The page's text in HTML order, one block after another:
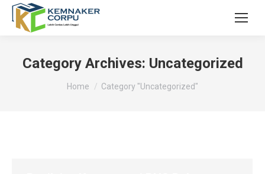
Category Archives: Uncategorized
You are here:
Home Category "Uncategorized"